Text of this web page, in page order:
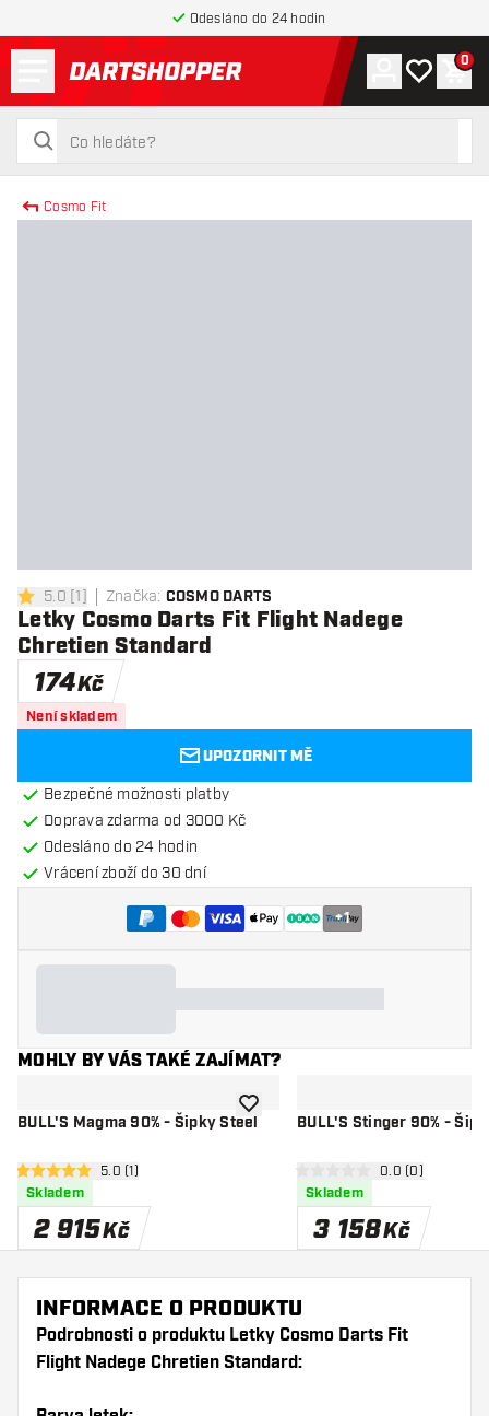
Odesláno do 24 hodin
Zpět na hlavní stránku
hledat
hledat
ÚčetMůj 0
Cosmo Fit
5 hodnoticí hvězdičky
5.0 [1] Značka: COSMO DARTS
Letky Cosmo Darts Fit Flight Nadege
Chretien Standard
174Kč
Není skladem
UPOZORNIT MĚ
Bezpečné možnosti platby
Doprava zdarma od 3000 Kč
Odesláno do 24 hodin
Vrácení zboží do 30 dní
+1
MOHLY BY VÁS TAKÉ ZAJÍMAT?
BULL'S Magma 90% - Šipky Steel
otevřít panel recenzí
5 hodnoticí hvězdičky
5.0 (1)
Skladem
2 915Kč
Přidat do seznamu přání
BULL'S Stinger 90% -
otevřít panel
0 hodnoticí hvězdičky
0.0 (0)
Skladem
3 158Kč
INFORMACE O PRODUKTU
Podrobnosti o produktu Letky Cosmo Darts Fit
Flight Nadege Chretien Standard: